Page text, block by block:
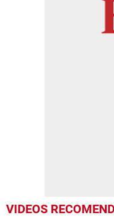
VIDEOS